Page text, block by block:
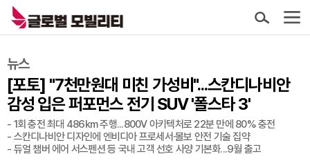
뉴스
[포토] "7천만원대 미친 가성비"...스칸디나비안
감성 입은 퍼포먼스 전기 SUV '폴스타 3'
- 1회 충전 최대 486km 주행...800V 아키텍처로 22분 만에 80% 충전
- 스칸디나비안 디자인에 엔비디아 프로세서·볼보 안전 기술 집약
- 듀얼 챔버 에어 서스펜션 등 국내 고객 선호 사양 기본화...9월 출고